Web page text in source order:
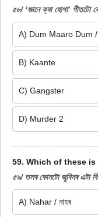
৫৮/ ‘জানে ক্যা হোগা’ গীতটো
A) Dum Maaro Dum /
B) Kaante
C) Gangster
D) Murder 2
59. Which of these
৫৯/ তলৰ কোনটো জুবিনৰ এটা
A) Nahar / নাহৰ